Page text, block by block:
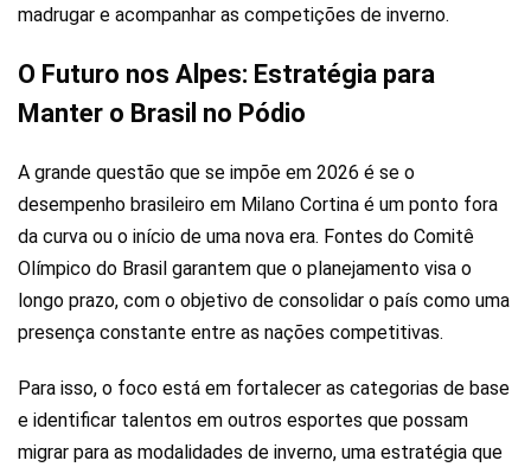
madrugar e acompanhar as competições de inverno.
O Futuro nos Alpes: Estratégia para
Manter o Brasil no Pódio
A grande questão que se impõe em 2026 é se o
desempenho brasileiro em Milano Cortina é um ponto fora
da curva ou o início de uma nova era. Fontes do Comitê
Olímpico do Brasil garantem que o planejamento visa o
longo prazo, com o objetivo de consolidar o país como uma
presença constante entre as nações competitivas.
Para isso, o foco está em fortalecer as categorias de base
e identificar talentos em outros esportes que possam
migrar para as modalidades de inverno, uma estratégia que